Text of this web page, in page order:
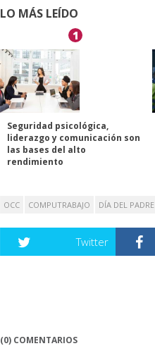
LO MÁS LEÍDO
1
Seguridad psicológica,
liderazgo y comunicación son
las bases del alto
rendimiento
OCC COMPUTRABAJO DÍA DEL PADRE
Twitter
(0) COMENTARIOS